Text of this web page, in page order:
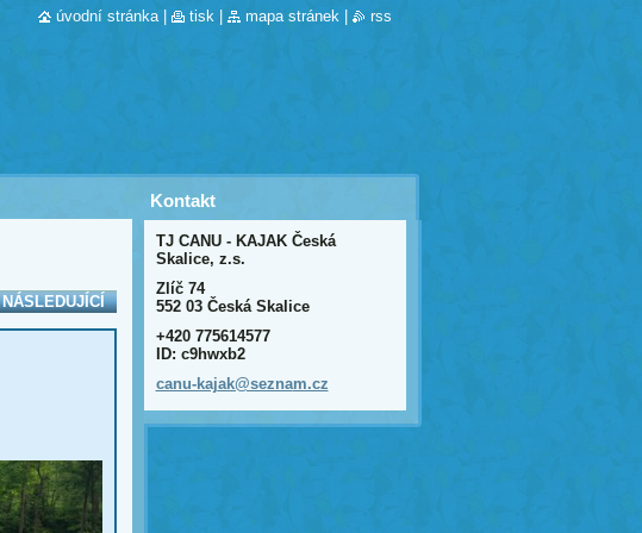
NÁSLEDUJÍCÍ
Kontakt
TJ CANU - KAJAK Česká
Skalice, z.s.
Zlíč 74
552 03 Česká Skalice
+420 775614577
ID: c9hwxb2
canu-kajak@seznam.cz
úvodní stránka tisk mapa stránek rss